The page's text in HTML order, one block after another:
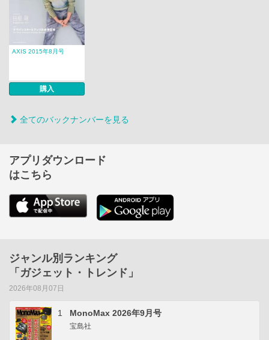
AXIS 2015年8月号
購入
全てのバックナンバーを見る
アプリダウンロード
はこちら
ジャンル別ランキング
「ガジェット・トレンド」
2026年08月07日
1 MonoMax 2026年9月号
宝島社